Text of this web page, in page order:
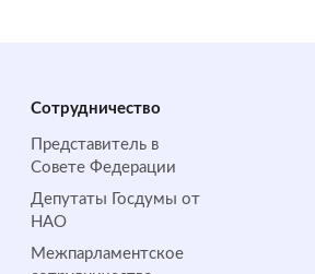
Сотрудничество
Представитель в
Совете Федерации
Депутаты Госдумы от
НАО
Межпарламентское